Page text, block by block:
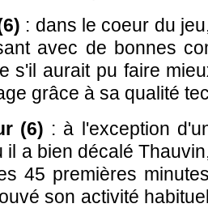
: dans le coeur du
avec de bonnes
s'il aurait pu faire
grâce à sa qualité
(6) : à l'exception
il a bien décalé
45 premières
son activité